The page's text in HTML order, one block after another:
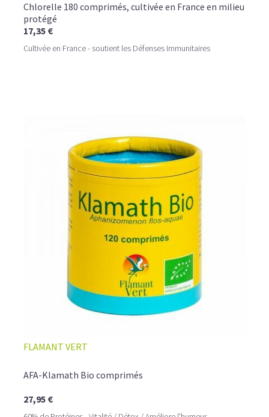
Chlorelle 180 comprimés, cultivée en France en milieu
protégé
17,35 €
Cultivée en France - soutient les Défenses Immunitaires
FLAMANT VERT
AFA-Klamath Bio comprimés
27,95 €